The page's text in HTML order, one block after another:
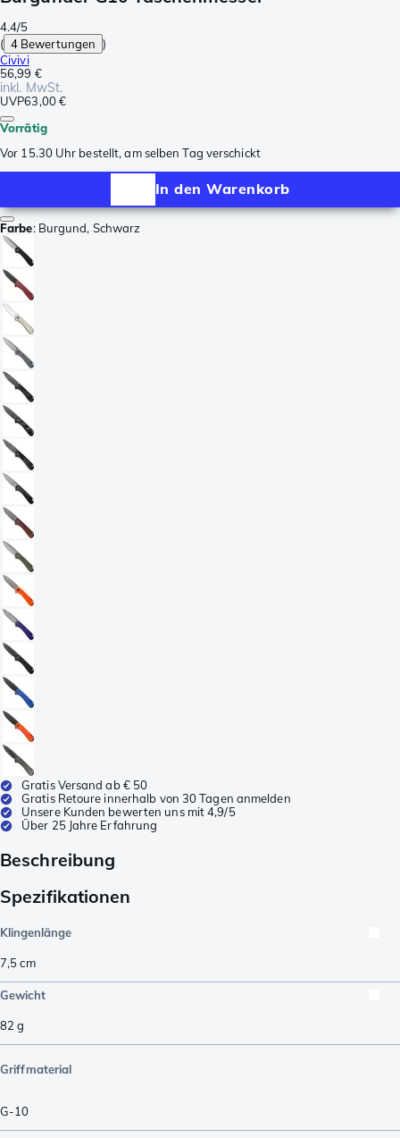
4.4/5
( 4 Bewertungen )
Civivi
56,99 €
inkl. MwSt.
UVP63,00 €
Vorrätig
Vor 15.30 Uhr bestellt, am selben Tag verschickt
In den Warenkorb
Farbe: Burgund, Schwarz
Gratis Versand ab € 50
Gratis Retoure innerhalb von 30 Tagen anmelden
Unsere Kunden bewerten uns mit 4,9/5
Über 25 Jahre Erfahrung
Beschreibung
Spezifikationen
Klingenlänge
7,5cm
Gewicht
82 g
Griffmaterial
G-10